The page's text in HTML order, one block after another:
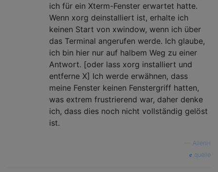
ich für ein Xterm-Fenster erwartet hatte.
Wenn xorg deinstalliert ist, erhalte ich
keinen Start von xwindow, wenn ich über
das Terminal angerufen werde. Ich glaube,
ich bin hier nur auf halbem Weg zu einer
Antwort. [oder lass xorg installiert und
entferne X] Ich werde erwähnen, dass
meine Fenster keinen Fenstergriff hatten,
was extrem frustrierend war, daher denke
ich, dass dies noch nicht vollständig gelöst
ist.
AllenH
quelle